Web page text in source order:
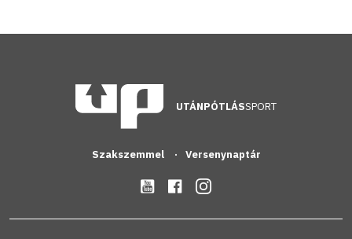
UTÁNPÓTLÁSSPORT
Szakszemmel Versenynaptár